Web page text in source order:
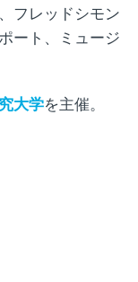
フレッドシモン
ート、ミュージ
大学を主催。